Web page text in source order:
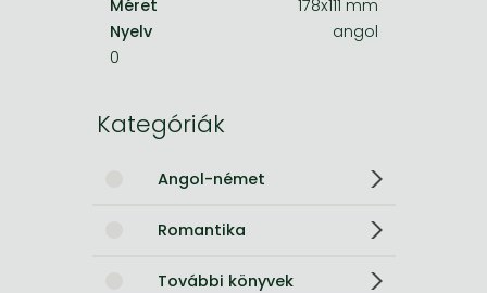
Méret
178x111 mm
Nyelv
angol
0
Kategóriák
Angol-német
Romantika
További könyvek